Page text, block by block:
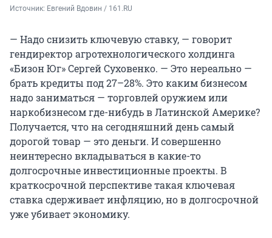
Источник: Евгений Вдовин / 161.RU
— Надо снизить ключевую ставку, — говорит
гендиректор агротехнологического холдинга
«Бизон Юг» Сергей Суховенко. — Это нереально —
брать кредиты под 27–28%. Это каким бизнесом
надо заниматься — торговлей оружием или
наркобизнесом где-нибудь в Латинской Америке?
Получается, что на сегодняшний день самый
дорогой товар — это деньги. И совершенно
неинтересно вкладываться в какие-то
долгосрочные инвестиционные проекты. В
краткосрочной перспективе такая ключевая
ставка сдерживает инфляцию, но в долгосрочной
уже убивает экономику.